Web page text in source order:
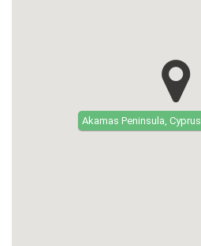
Akamas Peninsula, Cyprus